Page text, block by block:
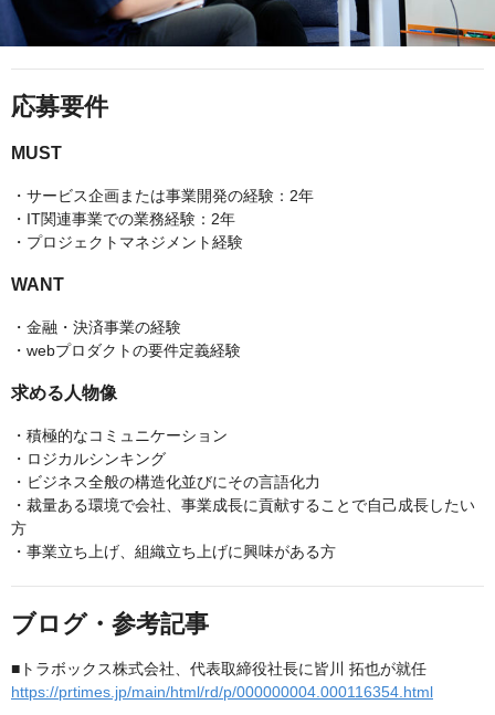
応募要件
MUST
・サービス企画または事業開発の経験：2年
・IT関連事業での業務経験：2年
・プロジェクトマネジメント経験
WANT
・金融・決済事業の経験
・webプロダクトの要件定義経験
求める人物像
・積極的なコミュニケーション
・ロジカルシンキング
・ビジネス全般の構造化並びにその言語化力
・裁量ある環境で会社、事業成長に貢献することで自己成長したい
方
・事業立ち上げ、組織立ち上げに興味がある方
ブログ・参考記事
■トラボックス株式会社、代表取締役社長に皆川 拓也が就任
https://prtimes.jp/main/html/rd/p/000000004.000116354.html